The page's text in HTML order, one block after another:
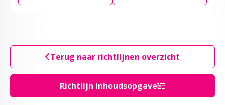
Richtlijn inhoudsopgave
Terug naar richtlijnen overzicht